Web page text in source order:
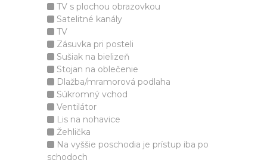
TV s plochou obrazovkou
Satelitné kanály
TV
Zásuvka pri posteli
Sušiak na bielizeň
Stojan na oblečenie
Dlažba/mramorová podlaha
Súkromný vchod
Ventilátor
Lis na nohavice
Žehlička
Na vyššie poschodia je prístup iba po
schodoch